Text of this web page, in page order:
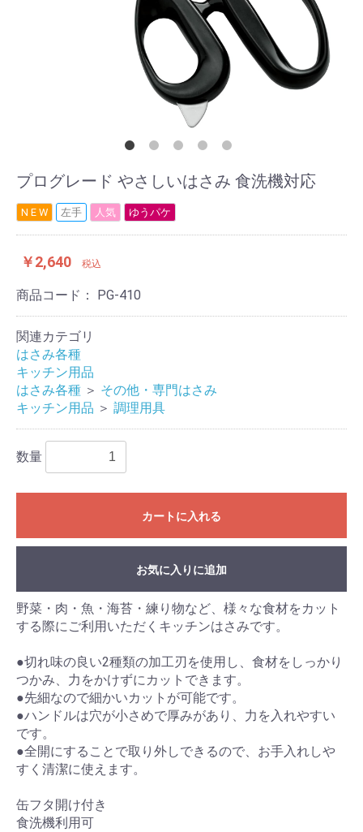
プログレード やさしいはさみ 食洗機対応
N E W 左手 人気 ゆうパケ
￥2,640 税込
商品コード： PG-410
関連カテゴリ
はさみ各種
キッチン用品
はさみ各種 ＞ その他・専門はさみ
キッチン用品 ＞ 調理用具
数量
カートに入れる
お気に入りに追加
野菜・肉・魚・海苔・練り物など、様々な食材をカット
する際にご利用いただくキッチンはさみです。
●切れ味の良い2種類の加工刃を使用し、食材をしっかり
つかみ、力をかけずにカットできます。
●先細なので細かいカットが可能です。
●ハンドルは穴が小さめで厚みがあり、力を入れやすい
です。
●全開にすることで取り外しできるので、お手入れしや
すく清潔に使えます。
缶フタ開け付き
食洗機利用可